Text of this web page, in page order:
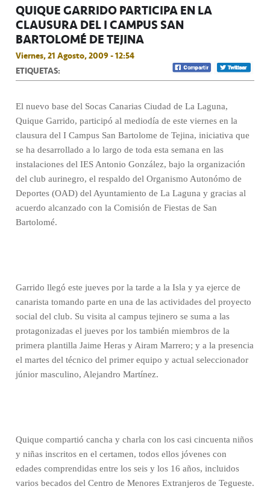
QUIQUE GARRIDO PARTICIPA EN LA
CLAUSURA DEL I CAMPUS SAN
BARTOLOMÉ DE TEJINA
Viernes, 21 Agosto, 2009 - 12:54
ETIQUETAS:
El nuevo base del Socas Canarias Ciudad de La Laguna,
Quique Garrido, participó al mediodía de este viernes en la
clausura del I Campus San Bartolome de Tejina, iniciativa que
se ha desarrollado a lo largo de toda esta semana en las
instalaciones del IES Antonio González, bajo la organización
del club aurinegro, el respaldo del Organismo Autonómo de
Deportes (OAD) del Ayuntamiento de La Laguna y gracias al
acuerdo alcanzado con la Comisión de Fiestas de San
Bartolomé.
Garrido llegó este jueves por la tarde a la Isla y ya ejerce de
canarista tomando parte en una de las actividades del proyecto
social del club. Su visita al campus tejinero se suma a las
protagonizadas el jueves por los también miembros de la
primera plantilla Jaime Heras y Airam Marrero; y a la presencia
el martes del técnico del primer equipo y actual seleccionador
júnior masculino, Alejandro Martínez.
Quique compartió cancha y charla con los casi cincuenta niños
y niñas inscritos en el certamen, todos ellos jóvenes con
edades comprendidas entre los seis y los 16 años, incluidos
varios becados del Centro de Menores Extranjeros de Tegueste.